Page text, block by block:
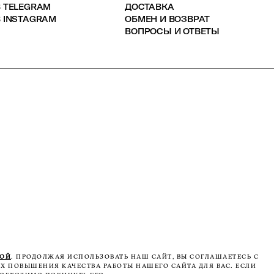
ДОСТАВКА
ОБМЕН И ВОЗВРАТ
ВОПРОСЫ И ОТВЕТЫ
. ПРОДОЛЖАЯ ИСПОЛЬЗОВАТЬ НАШ САЙТ, ВЫ СОГЛАШАЕТЕСЬ С
КАЧЕСТВА РАБОТЫ НАШЕГО САЙТА ДЛЯ ВАС. ЕСЛИ